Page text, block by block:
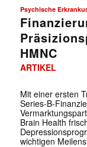
Psychische
HMNC
ARTIKEL
Mit einer ersten
Series-B-
Brain Health
wichtigen